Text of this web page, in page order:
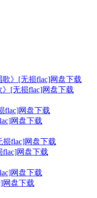
》[无损flac]网盘下载
网盘下载
网盘下载
网盘下载